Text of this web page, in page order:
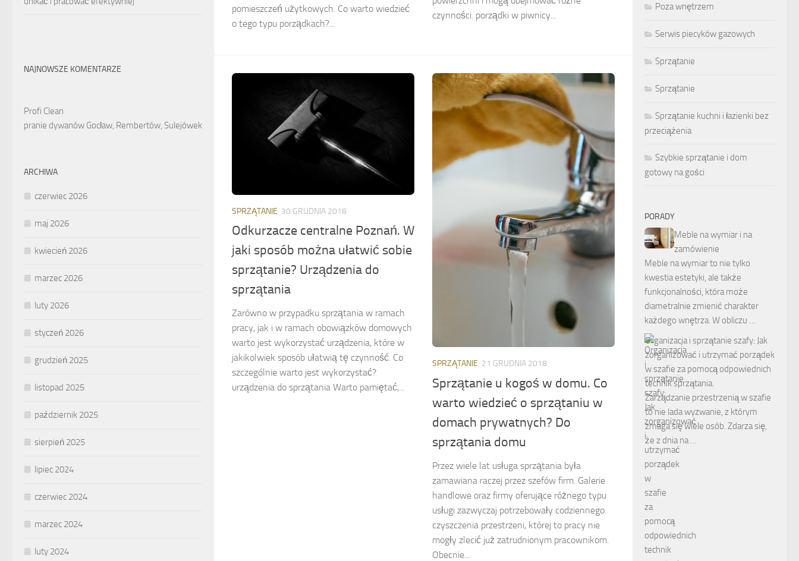
pomieszczeń użytkowych. Co warto wiedzieć
o tego typu porządkach?...
czynności. porządki w piwnicy...
SPRZĄTANIE 30 GRUDNIA 2018
Odkurzacze centralne Poznań. W
jaki sposób można ułatwić sobie
sprzątanie? Urządzenia do
sprzątania
Zarówno w przypadku sprzątania w ramach
pracy, jak i w ramach obowiązków domowych
warto jest wykorzystać urządzenia, które w
jakikolwiek sposób ułatwią tę czynność. Co
szczególnie warto jest wykorzystać?
urządzenia do sprzątania Warto pamiętać,...
SPRZĄTANIE 21 GRUDNIA 2018
Sprzątanie u kogoś w domu. Co
warto wiedzieć o sprzątaniu w
domach prywatnych? Do
sprzątania domu
Przez wiele lat usługa sprzątania była
zamawiana raczej przez szefów firm. Galerie
handlowe oraz firmy oferujące różnego typu
usługi zazwyczaj potrzebowały codziennego
czyszczenia przestrzeni, której to pracy nie
mogły zlecić już zatrudnionym pracownikom.
Obecnie...
NAJNOWSZE KOMENTARZE
Profi Clean
pranie dywanów Gocław, Rembertów, Sulejówek
ARCHIWA
czerwiec 2026
maj 2026
kwiecień 2026
marzec 2026
luty 2026
styczeń 2026
grudzień 2025
listopad 2025
październik 2025
sierpień 2025
lipiec 2024
czerwiec 2024
marzec 2024
luty 2024
Poza wnętrzem
Serwis piecyków gazowych
Sprzątanie
Sprzątanie
Sprzątanie kuchni i łazienki bez
przeciążenia
Szybkie sprzątanie i dom
gotowy na gości
PORADY
Meble na wymiar i na
zamówienie
Meble na wymiar to nie tylko
kwestia estetyki, ale także
funkcjonalności, która może
diametralnie zmienić charakter
każdego wnętrza. W obliczu …
Organizacja i sprzątanie szafy: Jak
zorganizować i utrzymać porządek
w szafie za pomocą odpowiednich
technik sprzątania.
Zarządzanie przestrzenią w szafie
to nie lada wyzwanie, z którym
zmaga się wiele osób. Zdarza się,
że z dnia na …